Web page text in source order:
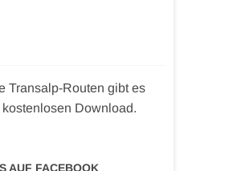
Transalp-Routen gibt es
kostenlosen Download.
AUF FACEBOOK